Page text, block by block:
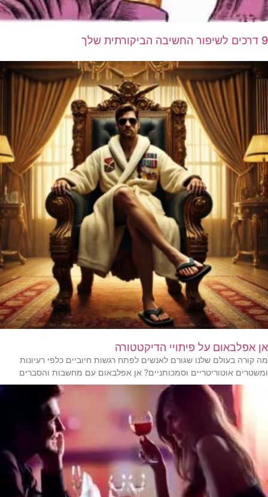
9 דרכים לשיפור החשיבה הביקורתית שלך
אן אפלבאום על פיתויי הדיקטטורה
מה קורה בעולם שלנו שגורם לאנשים לפתח רגשות חיוביים כלפי רעיונות
ומשטרים אוטוריטריים וסמכותניים? אן אפלבאום עם מחשבות והסברים